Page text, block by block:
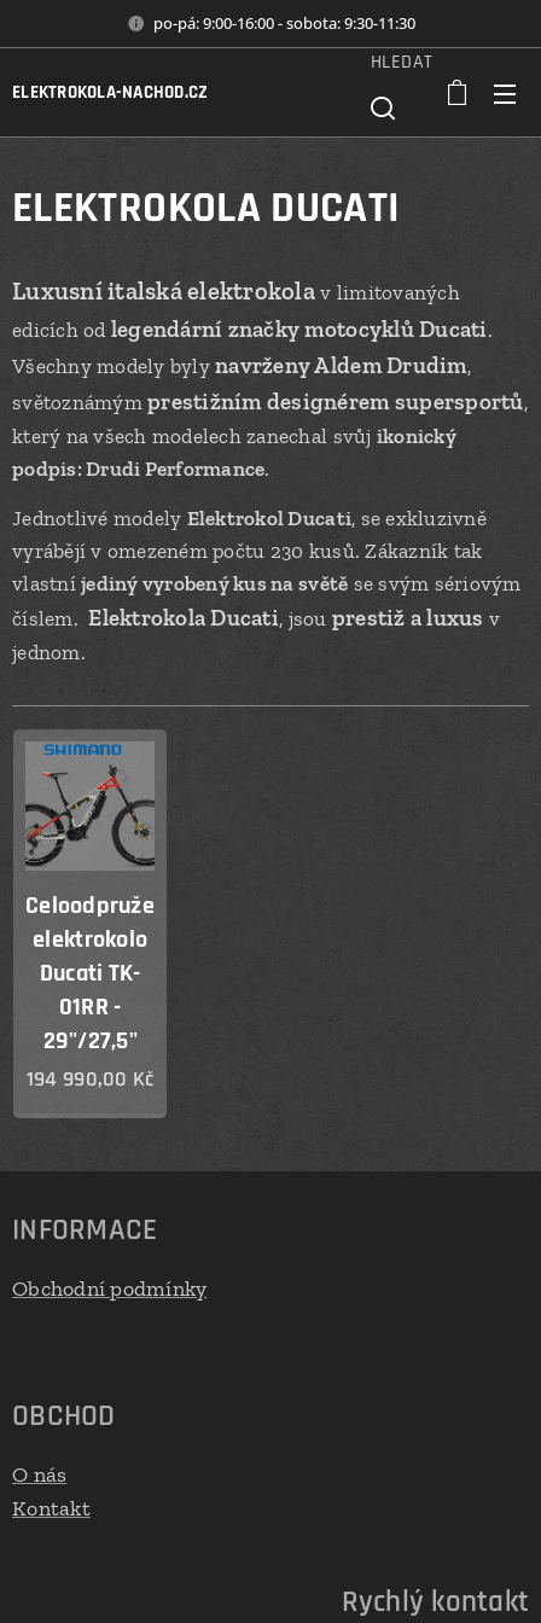
po-pá: 9:00-16:00 - sobota: 9:30-11:30
ELEKTROKOLA-NACHOD.CZ
HLEDAT
ELEKTROKOLA DUCATI
Luxusní italská elektrokolav limitovaných
edicích od legendární značky motocyklů Ducati.
Všechny modely bylynavrženy Aldem Drudim,
světoznámýmprestižním designérem supersportů,
který na všech modelech zanechal svůj ikonický
podpis: Drudi Performance.
Jednotlivé modely Elektrokol Ducati, se exkluzivně
vyrábějí v omezeném počtu 230 kusů. Zákazník tak
vlastníjediný vyrobený kus na světě se svým sériovým
číslem.Elektrokola Ducati, jsou prestiž a luxus v
jednom.
Celoodpružené
elektrokolo
Ducati TK-
01RR -
29"/27,5"
194 990,00 Kč
INFORMACE
Obchodní podmínky
OBCHOD
O nás
Kontakt
Rychlý kontakt